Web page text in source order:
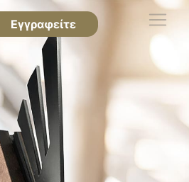
Εγγραφείτε